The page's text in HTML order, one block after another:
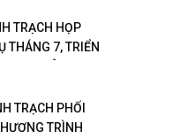
ĐẢNG KHÓA
TRẠCH HỌP
THÁNG 7, TRIỂN
TÂM
TRẠCH PHỐI
TRÌNH